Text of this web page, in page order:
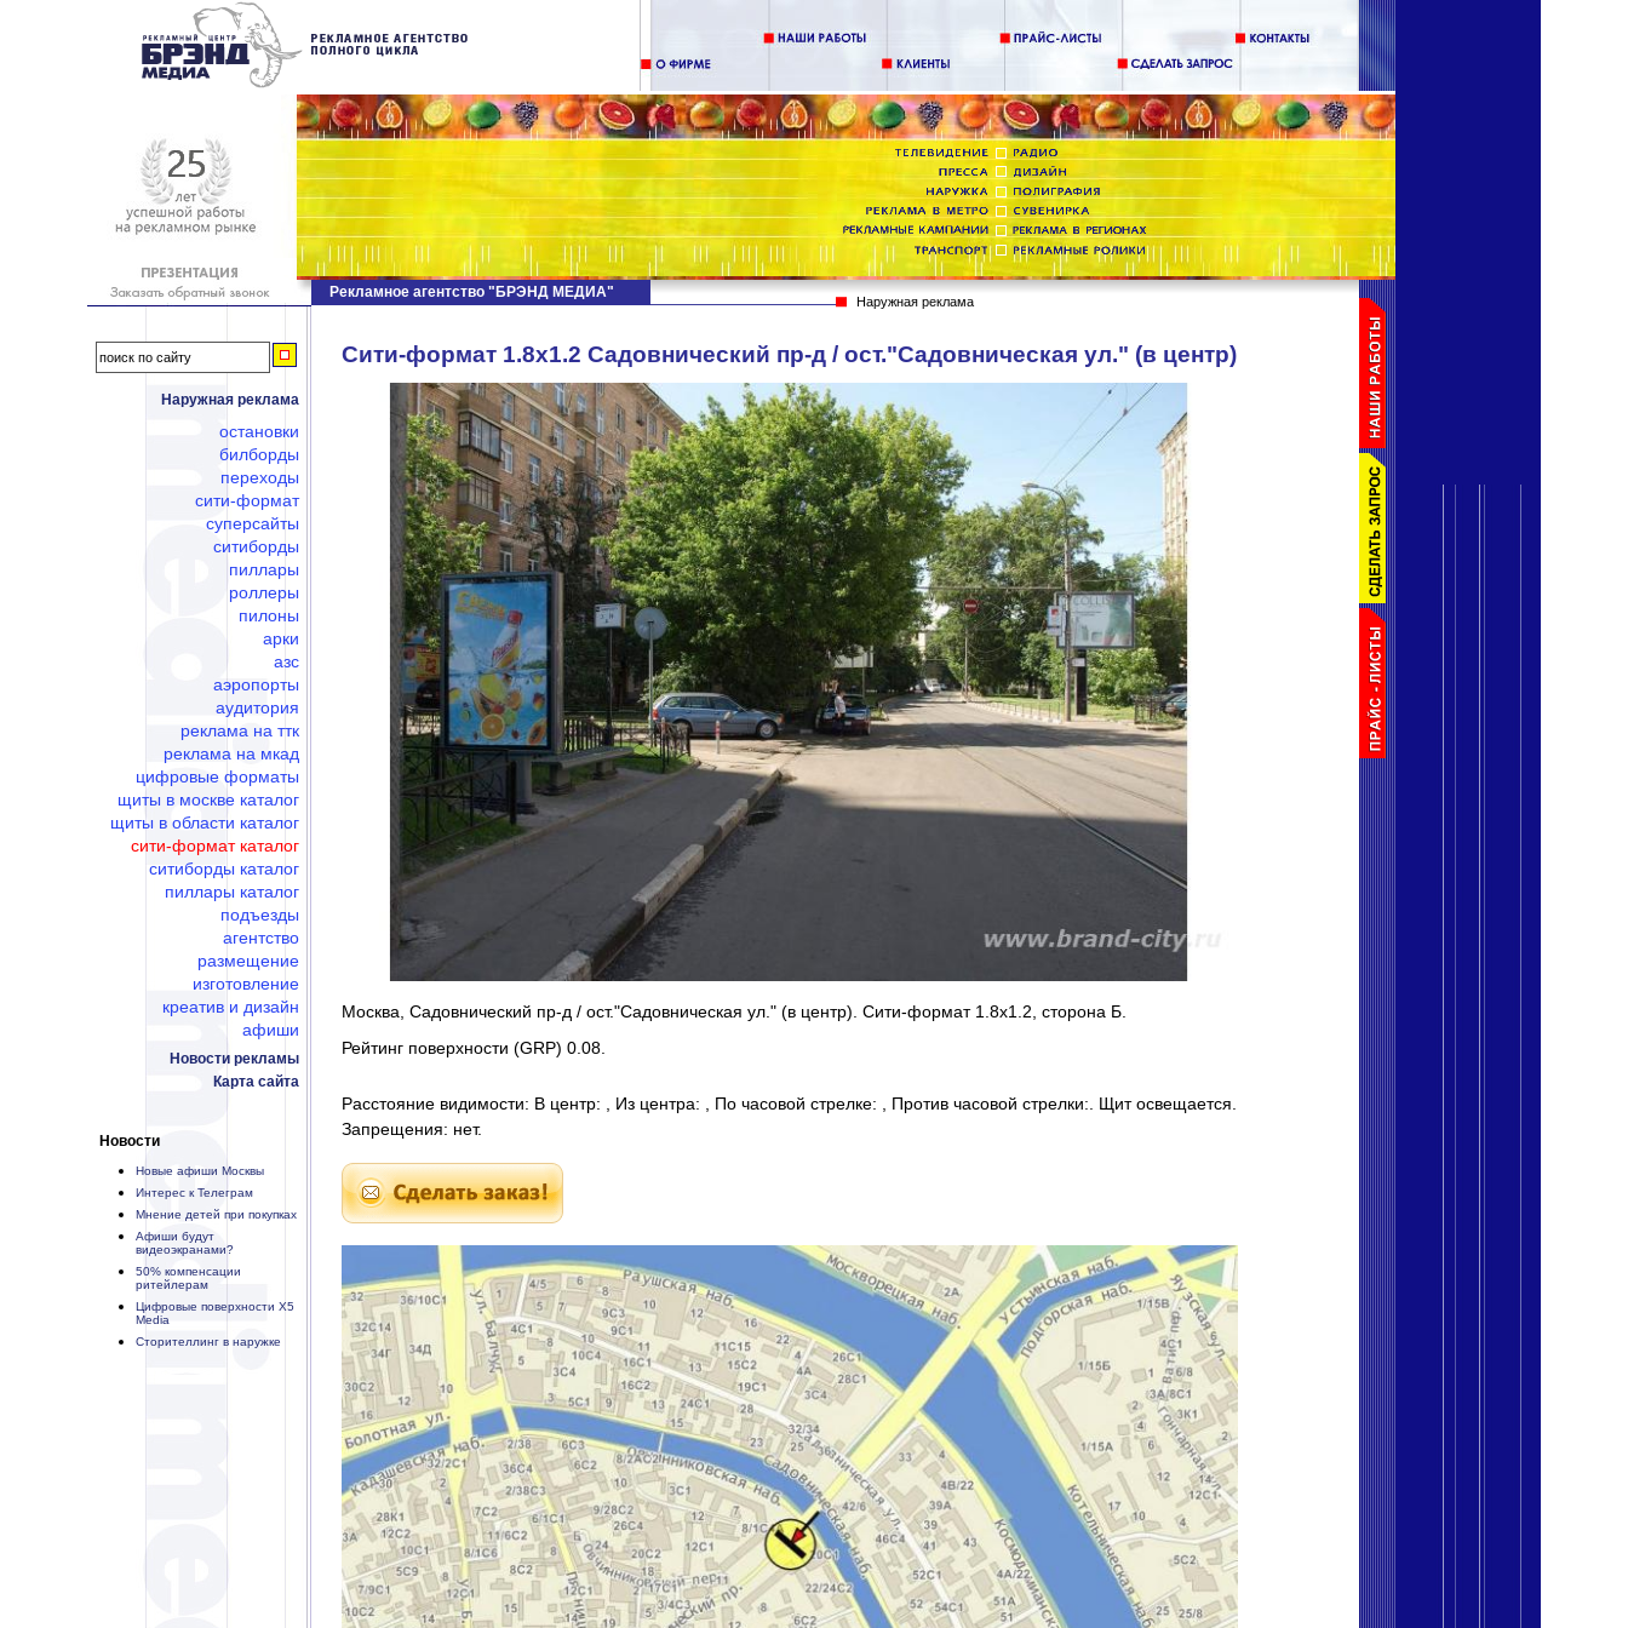
Наружная реклама
остановки
билборды
переходы
сити-формат
суперсайты
ситиборды
пиллары
роллеры
пилоны
арки
азс
аэропорты
аудитория
реклама на ттк
реклама на мкад
цифровые форматы
щиты в москве каталог
щиты в области каталог
сити-формат каталог
ситиборды каталог
пиллары каталог
подъезды
агентство
размещение
изготовление
креатив и дизайн
афиши
Новости рекламы
Карта сайта
Новости
Новые афиши Москвы
Интерес к Телеграм
Мнение детей при покупках
Афиши будут
видеоэкранами?
50% компенсации
ритейлерам
Цифровые поверхности X5
Media
Сторителлинг в наружке
Рекламное агентство "БРЭНД МЕДИА"
Наружная реклама
Сити-формат 1.8х1.2 Садовнический пр-д / ост."Садовническая ул." (в центр)
Москва, Садовнический пр-д / ост."Садовническая ул." (в центр). Сити-формат 1.8х1.2, сторона Б.
Рейтинг поверхности (GRP) 0.08.
Расстояние видимости: В центр: , Из центра: , По часовой стрелке: , Против часовой стрелки:. Щит освещается.
Запрещения: нет.